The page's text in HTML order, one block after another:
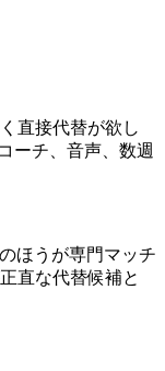
直接代替が欲し
ーチ、音声、数週
ほうが専門マッチ
直な代替候補と